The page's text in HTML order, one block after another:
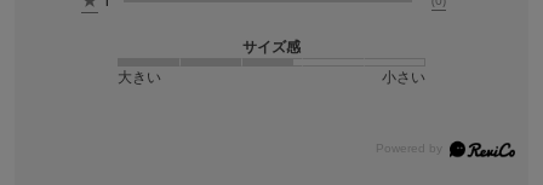
サイズ感
大きい
小さい